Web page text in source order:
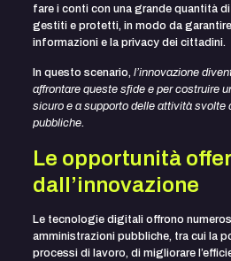
fare i conti con una grande quantità
gestiti e protetti, in modo da
informazioni e la privacy dei cittadini.
In questo scenario, l’innovazione
affrontare queste sfide e per costruire
sicuro e a supporto delle attività svolte
pubbliche.
Le opportunità
dall’innovazione
Le tecnologie digitali offrono
amministrazioni pubbliche, tra cui la
processi di lavoro, di migliorare